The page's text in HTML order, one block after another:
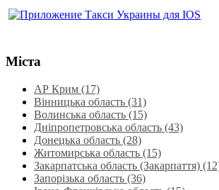
Міста
АР Крим (17)
Вінницька область (31)
Волинська область‎ (15)
Дніпропетровська область‎ (43)
Донецька область (28)
Житомирська область (15)
Закарпатська область (Закарпаття)
Запорізька область (36)